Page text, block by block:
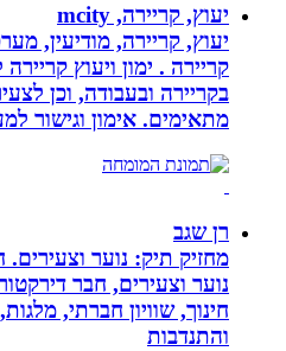
יעוץ, קריירה, mcity
יעוץ, קריירה, מודיעין,
קריירה . ימון ויעוץ קריירה
בקריירה ובעבודה, וכן
מתאימים. אימון וגישור
רן שגב
מחזיק תיק: נוער וצעירים.
נוער וצעירים, חבר
חינוך, שוויון חברתי, מלגות,
והתנדבות